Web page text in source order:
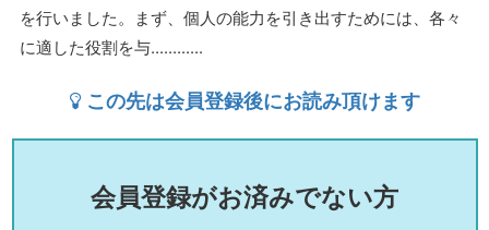
を行いました。まず、個人の能力を引き出すためには、各々
に適した役割を与............
この先は会員登録後にお読み頂けます
会員登録がお済みでない方